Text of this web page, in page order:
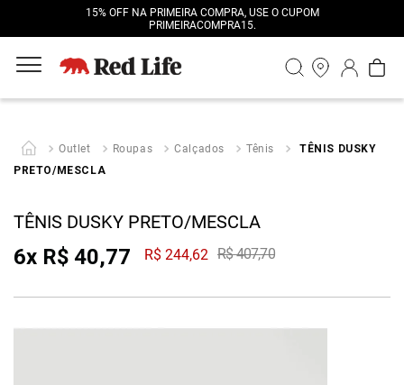
15% OFF NA PRIMEIRA COMPRA, USE O CUPOM
PRIMEIRACOMPRA15.
Outlet Roupas Calçados Tênis
TÊNIS DUSKY
PRETO/MESCLA
TÊNIS DUSKY PRETO/MESCLA
6x R$ 40,77 R$ 244,62 R$407,70